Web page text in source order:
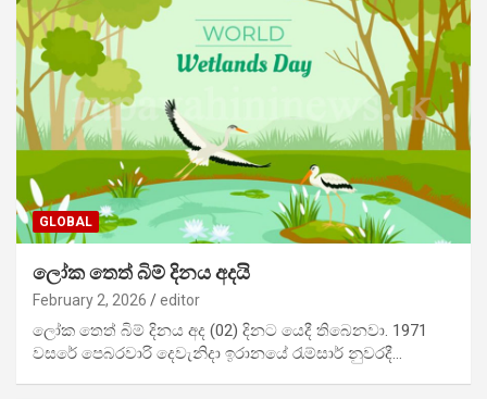
GLOBAL
ලෝක තෙත් බිම් දිනය අදයි
February 2, 2026 editor
ලෝක තෙත් බිම් දිනය අද (02) දිනට යෙදී තිබෙනවා. 1971
වසරේ පෙබරවාරි දෙවැනිදා ඉරානයේ රැම්සාර් නුවරදී…